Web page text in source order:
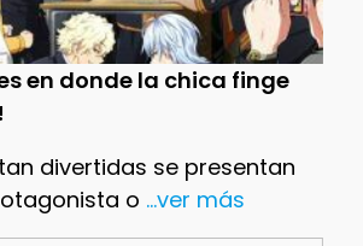
en donde la chica finge
divertidas se presentan
o ...ver más